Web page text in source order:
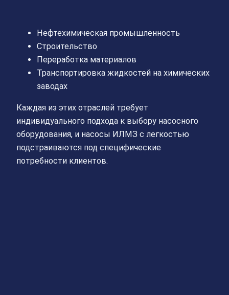
Нефтехимическая промышленность
Строительство
Переработка материалов
Транспортировка жидкостей на химических
заводах
Каждая из этих отраслей требует
индивидуального подхода к выбору насосного
оборудования, и насосы ИЛМЗ с легкостью
подстраиваются под специфические
потребности клиентов.